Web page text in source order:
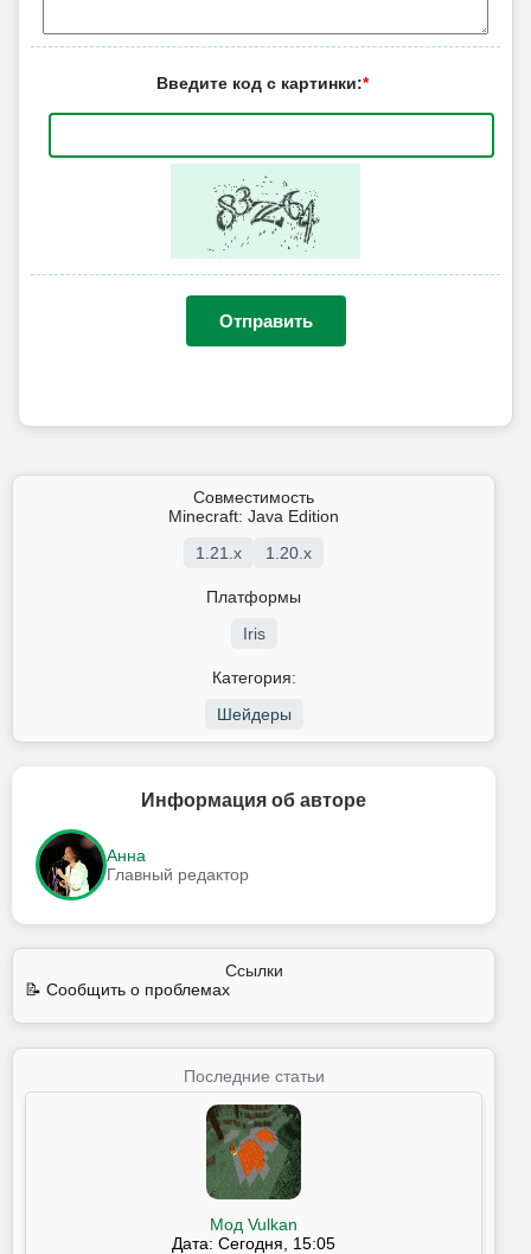
Введите код с картинки:*
Отправить
Совместимость
Minecraft: Java Edition
1.21.x
1.20.x
Платформы
Iris
Категория:
Шейдеры
Информация об авторе
Анна
Главный редактор
Ссылки
📝 Сообщить о проблемах
Последние статьи
Мод Vulkan
Дата: Сегодня, 15:05